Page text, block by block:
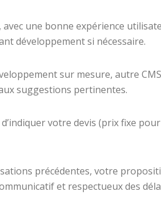
une bonne expérience
développement si nécessaire.
sur mesure, autre
suggestions pertinentes.
votre devis (prix fixe
précédentes, votre
et respectueux des